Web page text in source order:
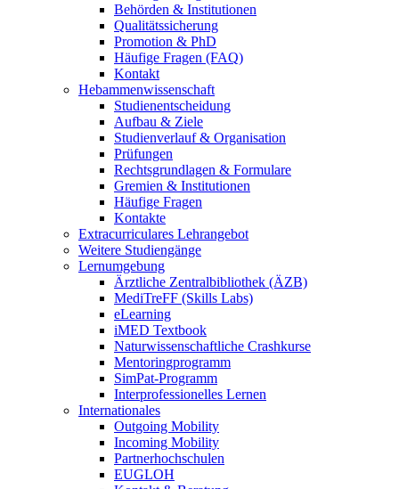
Behörden & Institutionen
Qualitätssicherung
Promotion & PhD
Häufige Fragen (FAQ)
Kontakt
Hebammenwissenschaft
Studienentscheidung
Aufbau & Ziele
Studienverlauf & Organisation
Prüfungen
Rechtsgrundlagen & Formulare
Gremien & Institutionen
Häufige Fragen
Kontakte
Extracurriculares Lehrangebot
Weitere Studiengänge
Lernumgebung
Ärztliche Zentralbibliothek (ÄZB)
MediTreFF (Skills Labs)
eLearning
iMED Textbook
Naturwissenschaftliche Crashkurse
Mentoringprogramm
SimPat-Programm
Interprofessionelles Lernen
Internationales
Outgoing Mobility
Incoming Mobility
Partnerhochschulen
EUGLOH